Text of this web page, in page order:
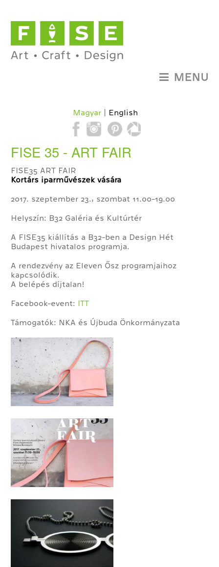
Magyar English
MENU
FISE 35 - ART FAIR
FISE35 ART FAIR
Kortárs iparművészek vására
2017. szeptember 23., szombat 11.00-19.00
Helyszín: B32 Galéria és Kultúrtér
A FISE35 kiállítás a B32-ben a Design Hét
Budapest hivatalos programja.
A rendezvény az Eleven Ősz programjaihoz
kapcsolódik.
A belépés díjtalan!
Facebook-event: ITT
Támogatók: NKA és Újbuda Önkormányzata